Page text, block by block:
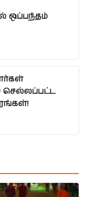
ஒப்பந்தம்
செல்லப்பட்ட